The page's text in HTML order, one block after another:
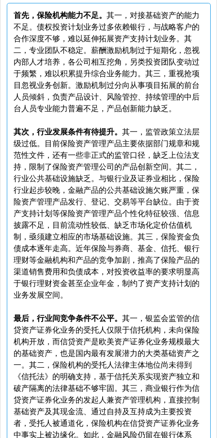
首先，保险机构能力不足。 其一，对接基础资产的能力
不足。债权投资计划业务过多依赖银行，与战略客户的
合作深度不够，难以延伸拓展资产支持计划业务。其
二，专业团队不稳定。薪酬激励机制过于短期化，忽视
内部人才培养，各公司相互挖角，另类投资团队变动过
于频繁，难以积累提升综合业务能力。其三，重视抢项
目忽视业务创新。激励机制过分向从事项目拓展的前台
人员倾斜，负责产品设计、风险管控、持续管理的中后
台人员专业能力普遍不足，产品创新能力缺乏。
其次，行业发展条件有待提升。 其一，监管政策立法层
级过低。目前保险资产管理产品主要依据部门规章和规
范性文件，还有一些非正式的监管口径，缺乏上位法支
持，限制了保险资产管理公司的产品创新空间。其二，
行业公共基础设施缺乏。与银行业及证券业相比，保险
行业起步较晚，金融产品的公共基础设施欠账严重，保
险资产管理产品发行、登记、交易等平台缺位。由于资
产支持计划等保险资产管理产品个性化特征较强、信息
披露不足，目前流动性较低、缺乏市场化定价估值机
制，亟须建立相应的市场基础设施。其三，保险资金负
债成本逐年走高。近年保险与券商、基金、信托、银行
理财等金融机构和产品的竞争加剧，推高了保险产品的
渠道销售费用和负债成本，对投资收益率的要求明显高
于银行理财资金甚至企业年金，制约了资产支持计划的
业务发展空间。
最后，行业间竞争条件不公平。 其一，银监会监管的信
贷资产证券化业务的受托人仅限于信托机构，未向保险
机构开放，而信贷资产是欧美资产证券化业务规模最大
的基础资产，也是国内最有发展潜力的大类基础资产之
一。其二，保险机构的受托人法律主体地位尚未得到
《信托法》的明确支持，基于信托关系实现资产独立和
破产隔离的法律基础不够牢固。其三，商业银行作为信
贷资产证券化业务的发起人兼资产管理机构，直接控制
基础资产及其现金流、通过自持及互持成为主要投资
者，受托人被通道化，保险机构在信贷资产证券化业务
中事实上被边缘化。如此，金融风险仍留在银行体系